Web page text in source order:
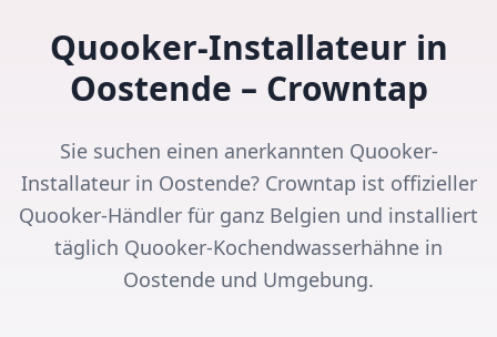
Quooker-Installateur in
Oostende – Crowntap
Sie suchen einen anerkannten Quooker-
Installateur in Oostende? Crowntap ist offizieller
Quooker-Händler für ganz Belgien und installiert
täglich Quooker-Kochendwasserhähne in
Oostende und Umgebung.